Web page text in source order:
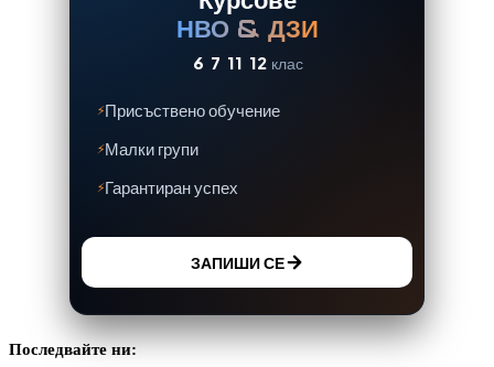
НВО & ДЗИ
6 7 11 12 клас
Присъствено обучение
Малки групи
Гарантиран успех
ЗАПИШИ СЕ
Последвайте ни: